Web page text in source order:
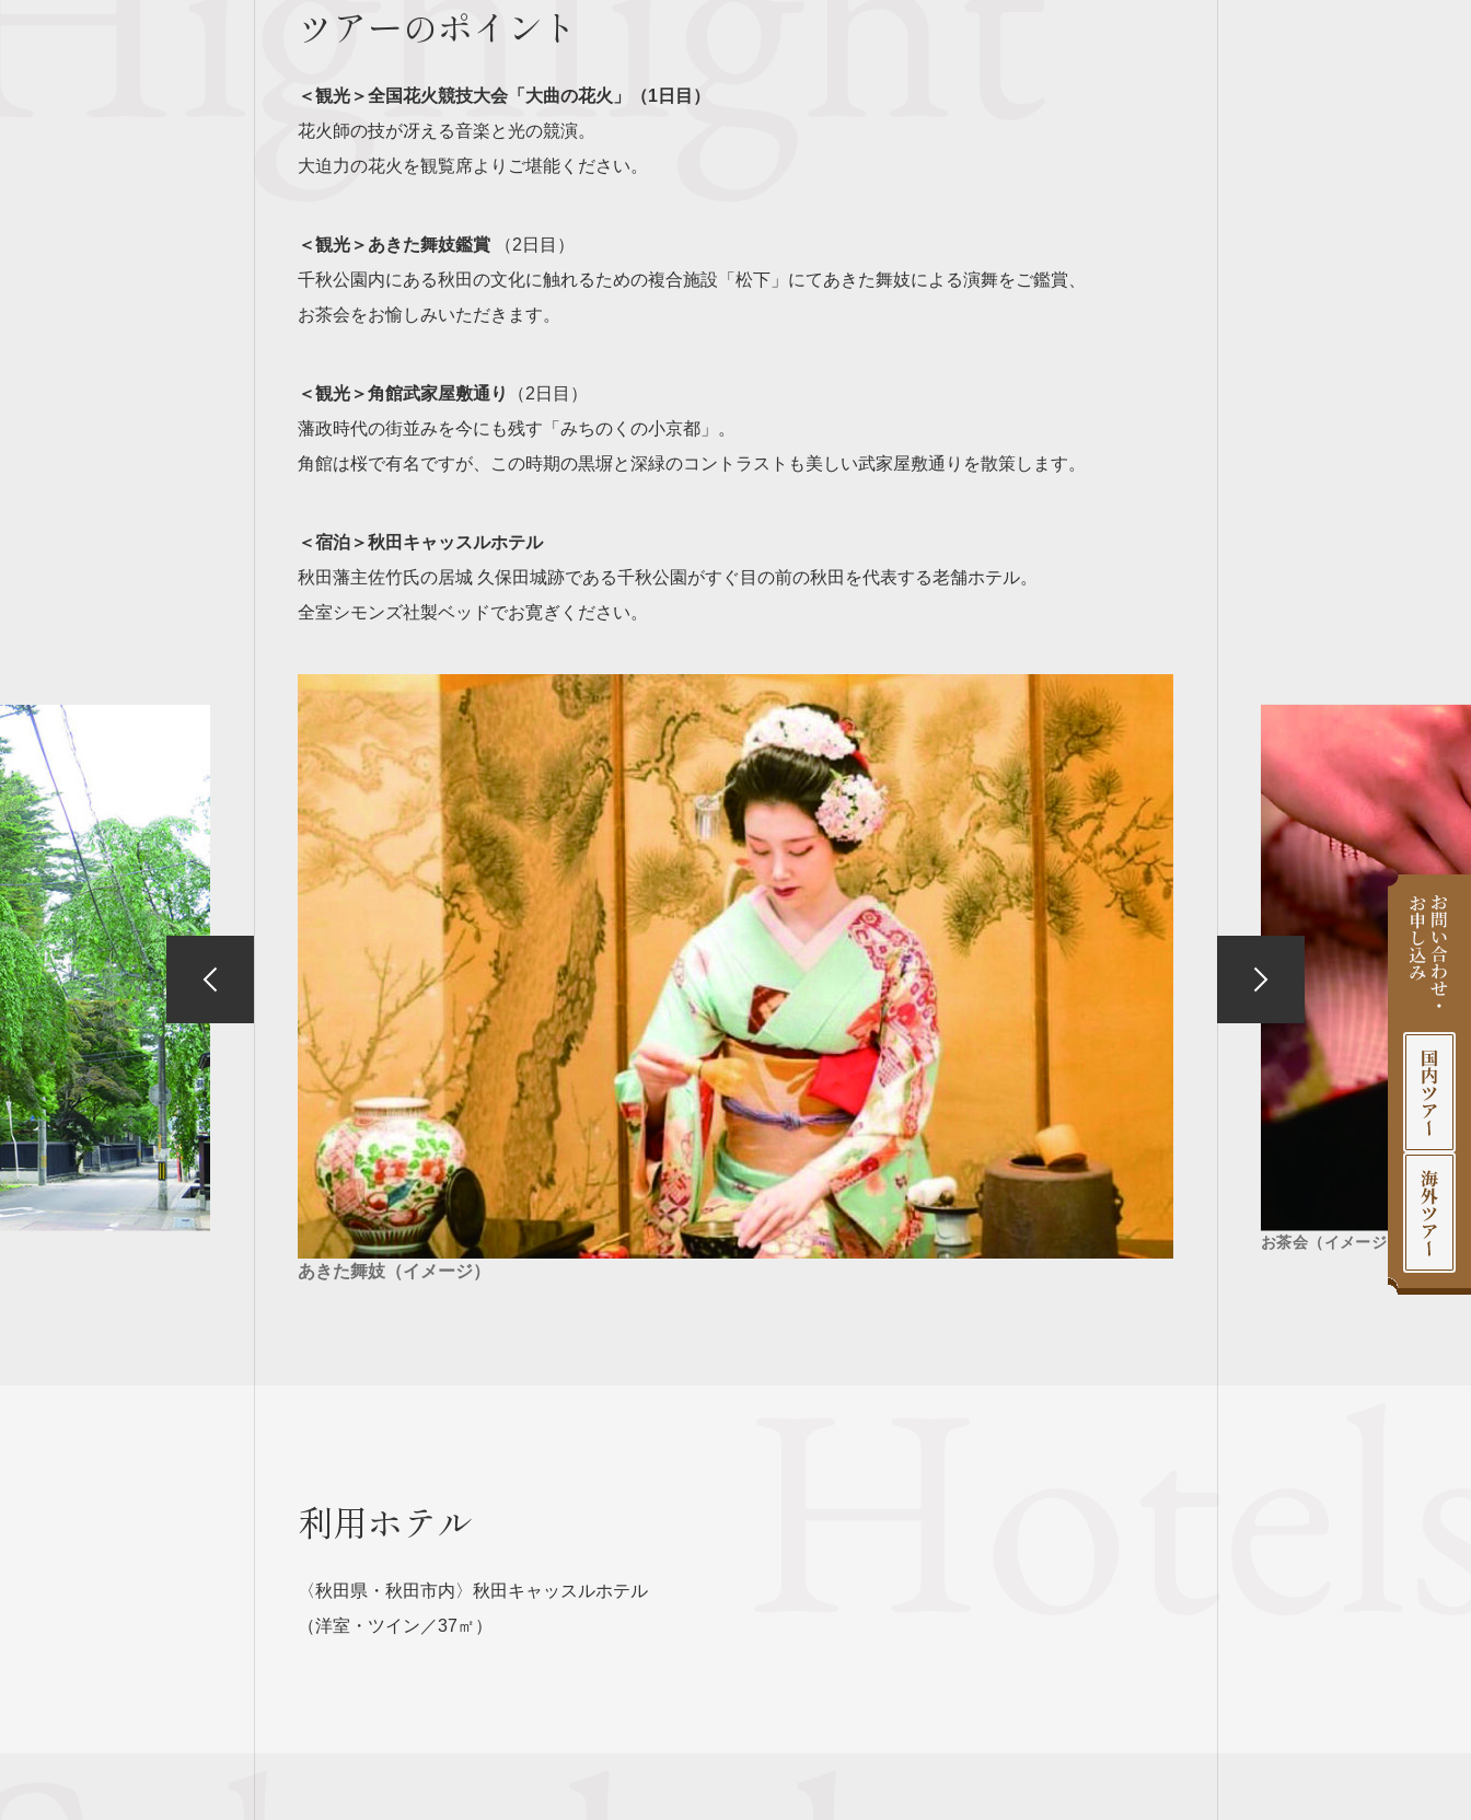
ツアーのポイント
＜観光＞全国花火競技大会「大曲の花火」（1日目）
花火師の技が冴える音楽と光の競演。
大迫力の花火を観覧席よりご堪能ください。
＜観光＞あきた舞妓鑑賞 （2日目）
千秋公園内にある秋田の文化に触れるための複合施設「松下」にてあきた舞妓による演舞をご鑑賞、
お茶会をお愉しみいただきます。
＜観光＞角館武家屋敷通り
（2日目）
藩政時代の街並みを今にも残す「みちのくの小京都」。
角館は桜で有名ですが、この時期の黒塀と深緑のコントラストも美しい武家屋敷通りを散策します。
＜宿泊＞秋田キャッスルホテル
秋田藩主佐竹氏の居城 久保田城跡である千秋公園がすぐ目の前の秋田を代表する老舗ホテル。
全室シモンズ社製ベッドでお寛ぎください。
あきた舞妓（イメージ）
お茶会（イメージ）
利用ホテル
〈秋田県・秋田市内〉秋田キャッスルホテル
（洋室・ツイン／37㎡）